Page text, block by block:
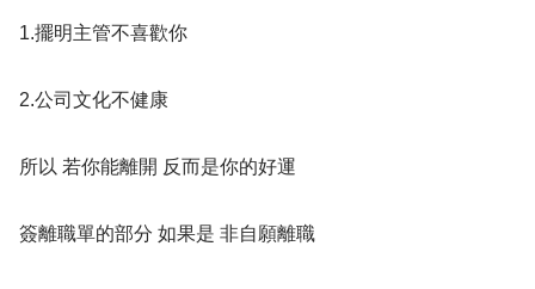
1.擺明主管不喜歡你
2.公司文化不健康
所以 若你能離開 反而是你的好運
簽離職單的部分 如果是 非自願離職